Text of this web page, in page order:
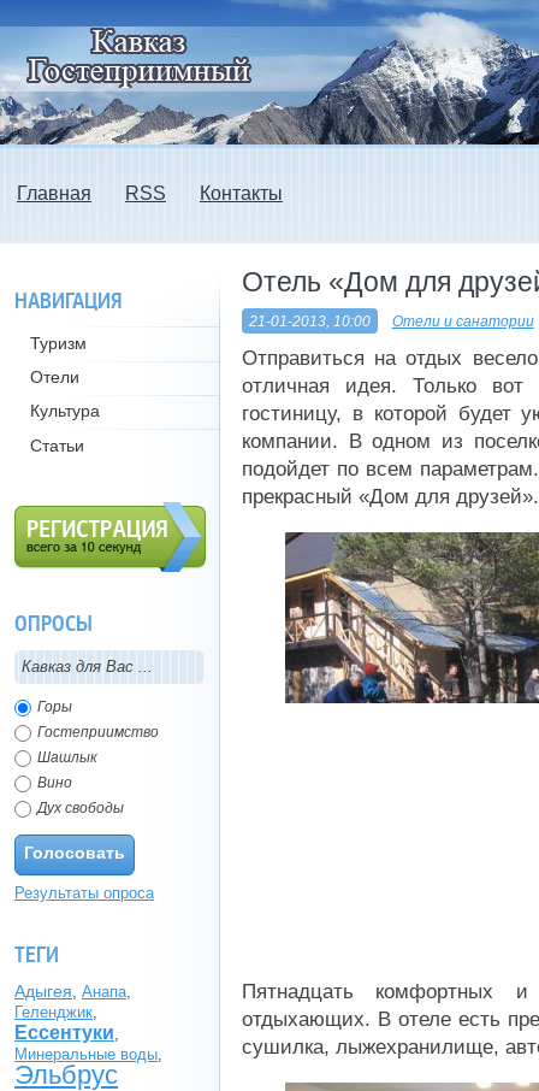
Главная RSS Контакты
Отель «Дом для
21-01-2013, 10:00 Отели и санатории
Отправиться на отдых
отличная идея. Только
гостиницу, в которой будет
компании. В одном из
подойдет по всем
прекрасный «Дом для друзей».
Пятнадцать комфортных
отдыхающих. В отеле есть
сушилка, лыжехранилище,
НАВИГАЦИЯ
Туризм
Отели
Культура
Статьи
ОПРОСЫ
Кавказ для Вас ...
Горы
Гостеприимство
Шашлык
Вино
Дух свободы
Голосовать
Результаты опроса
ТЕГИ
Адыгея Анапа
Геленджик
Ессентуки
Минеральные воды
Эльбрус